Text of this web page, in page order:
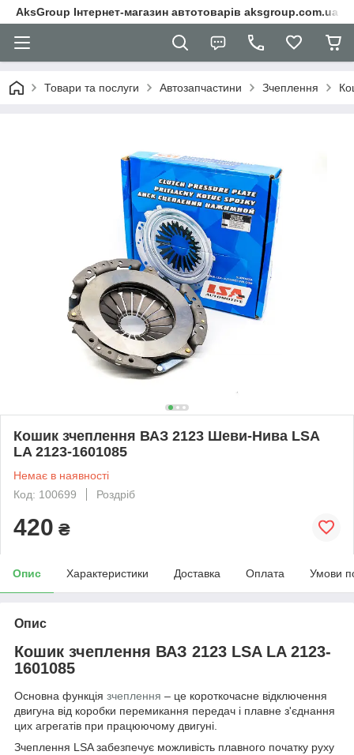
AksGroup Інтернет-магазин автотоварів aksgroup.com.ua
Товари та послуги Автозапчастини Зчеплення
Кошик зчеплення ВАЗ 2123 Шеви-Нива LSA
LA 2123-1601085
Немає в наявності
Код: 100699
Роздріб
420 ₴
Опис Характеристики Доставка Оплата Умови
Опис
Кошик зчеплення ВАЗ 2123 LSA LA 2123-
1601085
Основна функція зчеплення – це короткочасне відключення
двигуна від коробки перемикання передач і плавне з'єднання
цих агрегатів при працюючому двигуні.
Зчеплення LSA забезпечує можливість плавного початку руху